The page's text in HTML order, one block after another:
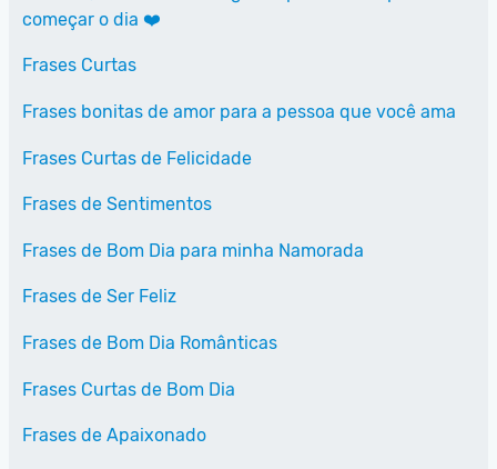
começar o dia ❤️
Frases Curtas
Frases bonitas de amor para a pessoa que você ama
Frases Curtas de Felicidade
Frases de Sentimentos
Frases de Bom Dia para minha Namorada
Frases de Ser Feliz
Frases de Bom Dia Românticas
Frases Curtas de Bom Dia
Frases de Apaixonado